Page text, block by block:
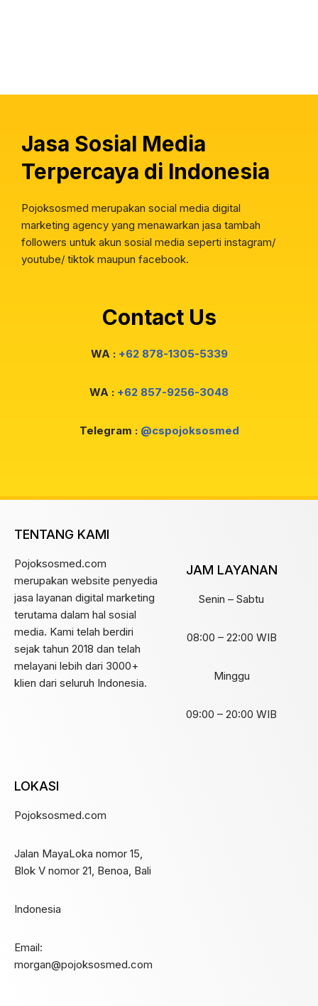
Jasa Sosial Media
Terpercaya di Indonesia
Pojoksosmed merupakan social media digital
marketing agency yang menawarkan jasa tambah
followers untuk akun sosial media seperti instagram/
youtube/ tiktok maupun facebook.
Contact Us
WA : +62 878-1305-5339
WA : +62 857-9256-3048
Telegram : @cspojoksosmed
TENTANG KAMI
Pojoksosmed.com
merupakan website penyedia
jasa layanan digital marketing
terutama dalam hal sosial
media. Kami telah berdiri
sejak tahun 2018 dan telah
melayani lebih dari 3000+
klien dari seluruh Indonesia.
JAM LAYANAN
Senin – Sabtu
08:00 – 22:00 WIB
Minggu
09:00 – 20:00 WIB
LOKASI
Pojoksosmed.com
Jalan MayaLoka nomor 15,
Blok V nomor 21, Benoa, Bali
Indonesia
Email:
morgan@pojoksosmed.com